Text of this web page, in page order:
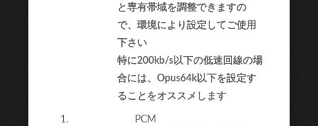
と専有帯域を調整できますの
で、環境により設定してご使用
下さい
特に200kb/s以下の低速回線の場
合には、Opus64k以下を設定す
ることをオススメします
PCM